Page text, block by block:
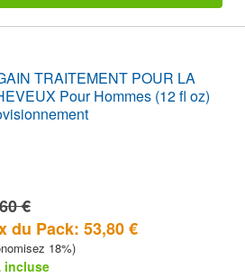
TRAITEMENT POUR LA
Pour Hommes (12 fl oz)
€
du Pack: 53,80 €
18%)
incluse